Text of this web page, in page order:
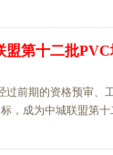
第十二批PVC
前期的资格预审、
，成为中城联盟第